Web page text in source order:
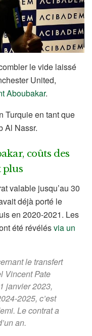
le vide laissé
United,
Aboubakar.
Turquie en tant que
Al Nassr.
coûts des
plus
valable jusqu’au 30
déjà porté le
en 2020-2021. Les
été révélésvia un
le transfert
Vincent Pate
janvier 2023,
2025, c’est
Le contrat a
an.